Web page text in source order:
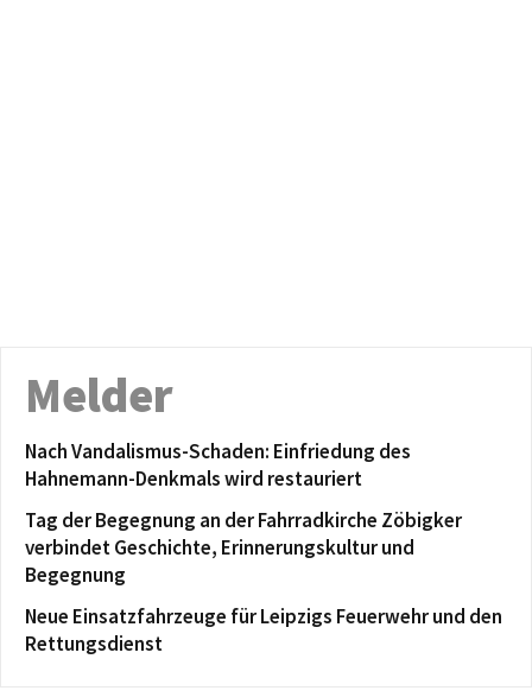
Melder
Nach Vandalismus-Schaden: Einfriedung des
Hahnemann-Denkmals wird restauriert
Tag der Begegnung an der Fahrradkirche Zöbigker
verbindet Geschichte, Erinnerungskultur und
Begegnung
Neue Einsatzfahrzeuge für Leipzigs Feuerwehr und den
Rettungsdienst